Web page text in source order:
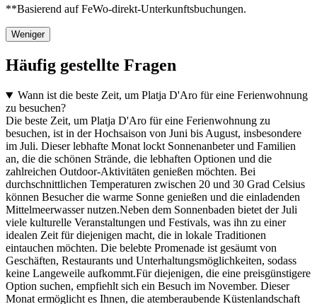
**Basierend auf FeWo-direkt-Unterkunftsbuchungen.
Weniger
Häufig gestellte Fragen
Wann ist die beste Zeit, um Platja D'Aro für eine Ferienwohnung
zu besuchen?
Die beste Zeit, um Platja D'Aro für eine Ferienwohnung zu
besuchen, ist in der Hochsaison von Juni bis August, insbesondere
im Juli. Dieser lebhafte Monat lockt Sonnenanbeter und Familien
an, die die schönen Strände, die lebhaften Optionen und die
zahlreichen Outdoor-Aktivitäten genießen möchten. Bei
durchschnittlichen Temperaturen zwischen 20 und 30 Grad Celsius
können Besucher die warme Sonne genießen und die einladenden
Mittelmeerwasser nutzen.Neben dem Sonnenbaden bietet der Juli
viele kulturelle Veranstaltungen und Festivals, was ihn zu einer
idealen Zeit für diejenigen macht, die in lokale Traditionen
eintauchen möchten. Die belebte Promenade ist gesäumt von
Geschäften, Restaurants und Unterhaltungsmöglichkeiten, sodass
keine Langeweile aufkommt.Für diejenigen, die eine preisgünstigere
Option suchen, empfiehlt sich ein Besuch im November. Dieser
Monat ermöglicht es Ihnen, die atemberaubende Küstenlandschaft